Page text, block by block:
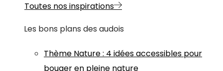
Toutes nos inspirations
Les bons plans des audois
Thème Nature: 4 idées accessibles pour
bouger en pleine nature